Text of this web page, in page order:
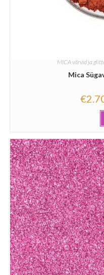
MICA värvid ja
Mica
€